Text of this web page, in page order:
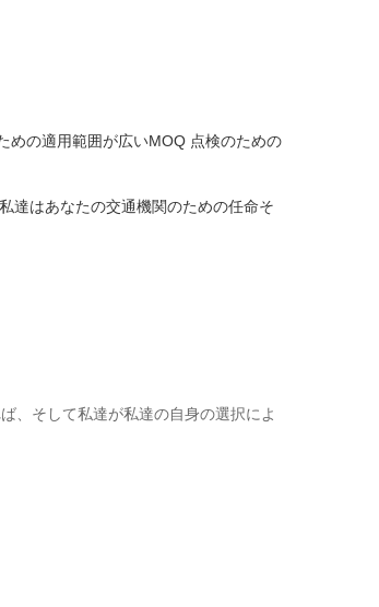
めの適用範囲が広いMOQ 点検のための
達はあなたの交通機関のための任命そ
、そして私達が私達の自身の選択によ